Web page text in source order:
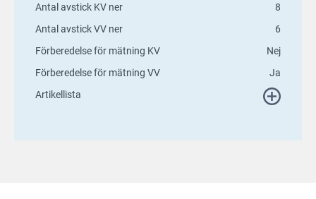
Antal avstick KV ner
8
Antal avstick VV ner
6
Förberedelse för mätning KV
Nej
Förberedelse för mätning VV
Ja
Artikellista